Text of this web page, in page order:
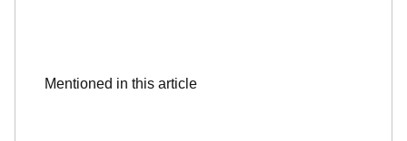
Mentioned in this article